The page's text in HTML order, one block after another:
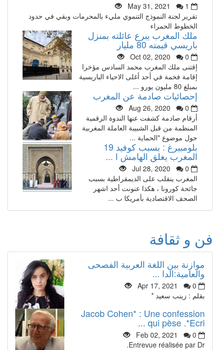
May 31, 2021
1
تقرير لجنة النموذج التنموي مليء بالمحرمات وبقي في حدود
الخطوط الحمراء
ملك المغرب يبرع عائلته بمنزل
باريسي قيمته 80 مليار
Oct 02, 2020
0
إقتنى ملك المغرب محمد السادس مؤخرا
إقامة فخمة في أحد أغلى الاحياء الباريسية
بمبلغ 80 مليون يورو ...
إحصائيات صادمة عن المغرب
Aug 26, 2020
0
أرقام صادمة كشفت عنها الندوة الرقمية
المنظمة من قبل الشبيبة العاملة المغربية
حول موضوع "الحماية ...
بلومبيرغ : بسبب كوفيد 19
المغرب يغلق الهامش ا ...
Jul 28, 2020
0
المغرب ينقلب على الديمقراطية بسبب
جائحة كورونا ، هكذا عنونت أحد اشهر
الصحف الاقتصادية بأمريكا ب ...
فن و ثقافة
موازنة بين اللغة العربية الفصحى
والعامية:الدا ...
Apr 17, 2021
0
بقلم : زينب سعيد *
Jacob Cohen* : Une confession
qui pèse .*Ecri ...
Feb 02, 2021
0
Entrevue réalisée par Dr.